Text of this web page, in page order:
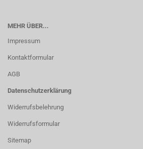
MEHR ÜBER...
Impressum
Kontaktformular
AGB
Datenschutzerklärung
Widerrufsbelehrung
Widerrufsformular
Sitemap